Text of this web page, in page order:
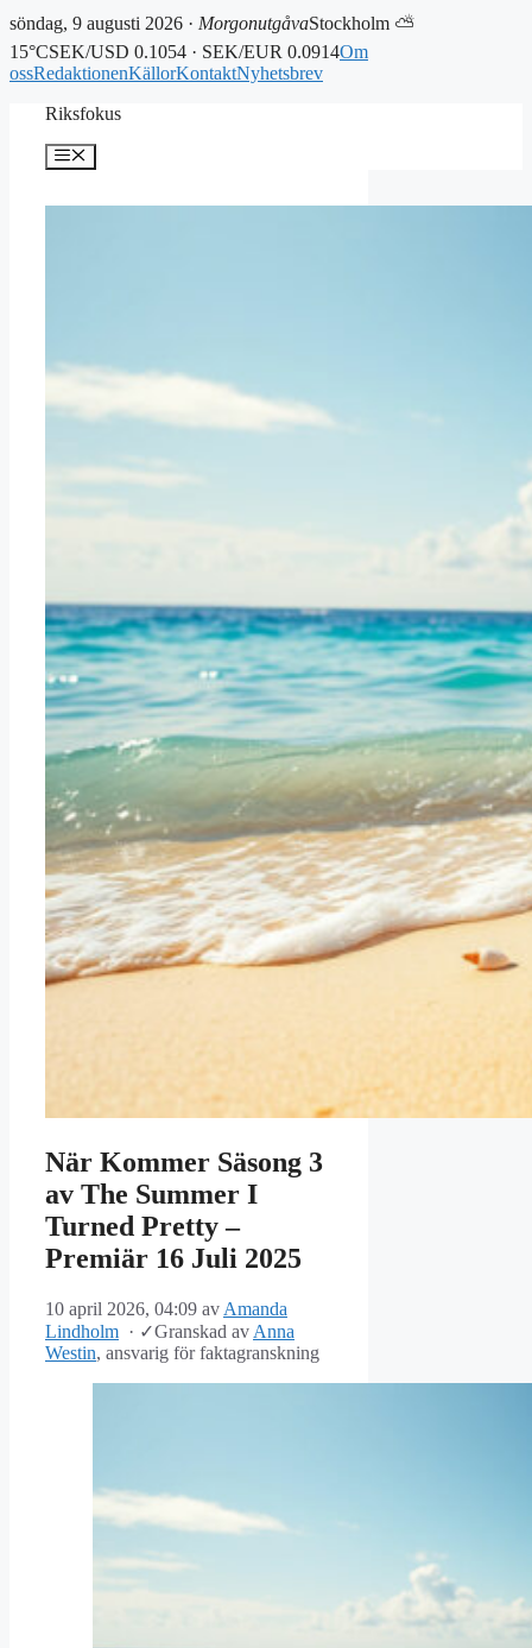
söndag, 9 augusti 2026 · MorgonutgåvaStockholm ⛅
15°CSEK/USD 0.1054 · SEK/EUR 0.0914Om
ossRedaktionenKällorKontaktNyhetsbrev
Riksfokus
Meny
När Kommer Säsong 3
av The Summer I
Turned Pretty –
Premiär 16 Juli 2025
10 april 2026, 04:09 av Amanda
Lindholm · ✓Granskad av Anna
Westin, ansvarig för faktagranskning